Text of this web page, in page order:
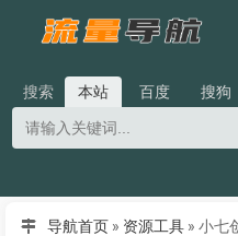
搜索 本站 百度 搜狗
导航首页 » 资源工具 »